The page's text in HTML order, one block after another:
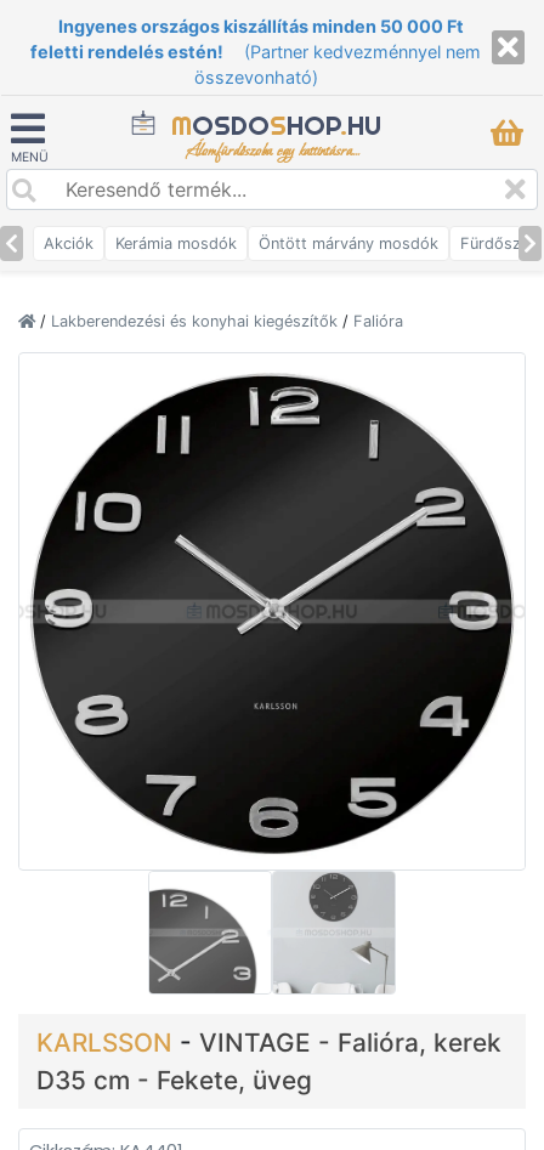
Ingyenes országos kiszállítás minden 50 000 Ft
feletti rendelés estén!
(Partner kedvezménnyel nem
összevonható)
MENÜ
MOSDOSHOP.HU
Álomfürdőszoba egy kattintásra...
Akciók Kerámia mosdók Öntött márvány mosdók
/ Lakberendezési és konyhai kiegészítők / Falióra
KARLSSON - VINTAGE - Falióra, kerek
D35 cm - Fekete, üveg